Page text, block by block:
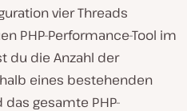
vier Threads
PHP-Performance-Tool im
du die Anzahl der
eines bestehenden
gesamte PHP-